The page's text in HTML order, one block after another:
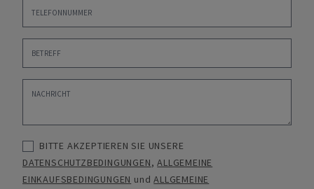
BITTE AKZEPTIEREN SIE UNSERE
DATENSCHUTZBEDINGUNGEN,ALLGEMEINE
EINKAUFSBEDINGUNGEN undALLGEMEINE